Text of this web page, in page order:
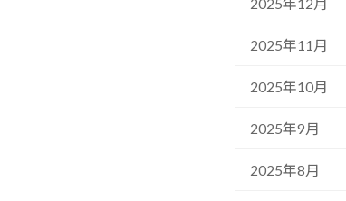
2025年11月
2025年10月
2025年9月
2025年8月